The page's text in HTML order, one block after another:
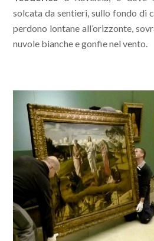
solcata da sentieri, sullo fondo di
perdono lontane all’orizzonte,
nuvole bianche e gonfie nel vento.